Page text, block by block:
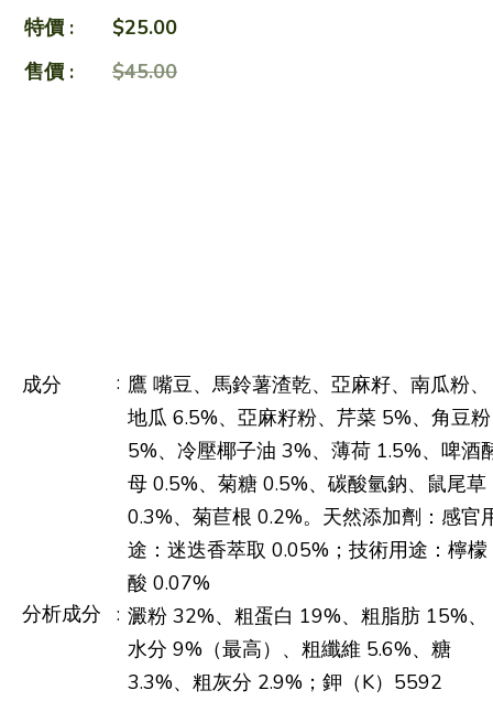
特價 :
$25.00
售價 :
$45.00
成分 : 鷹 嘴豆、馬鈴薯渣乾、亞麻籽、南瓜粉、
地瓜 6.5%、亞麻籽粉、芹菜 5%、角豆粉
5%、冷壓椰子油 3%、薄荷 1.5%、啤酒
母 0.5%、菊糖 0.5%、碳酸氫鈉、鼠尾草
0.3%、菊苣根 0.2%。天然添加劑：感官
途：迷迭香萃取 0.05%；技術用途：檸檬
酸 0.07%
分析成分
: 澱粉 32%、粗蛋白 19%、粗脂肪 15%、
水分 9%（最高）、粗纖維 5.6%、糖
3.3%、粗灰分 2.9%；鉀（K）5592